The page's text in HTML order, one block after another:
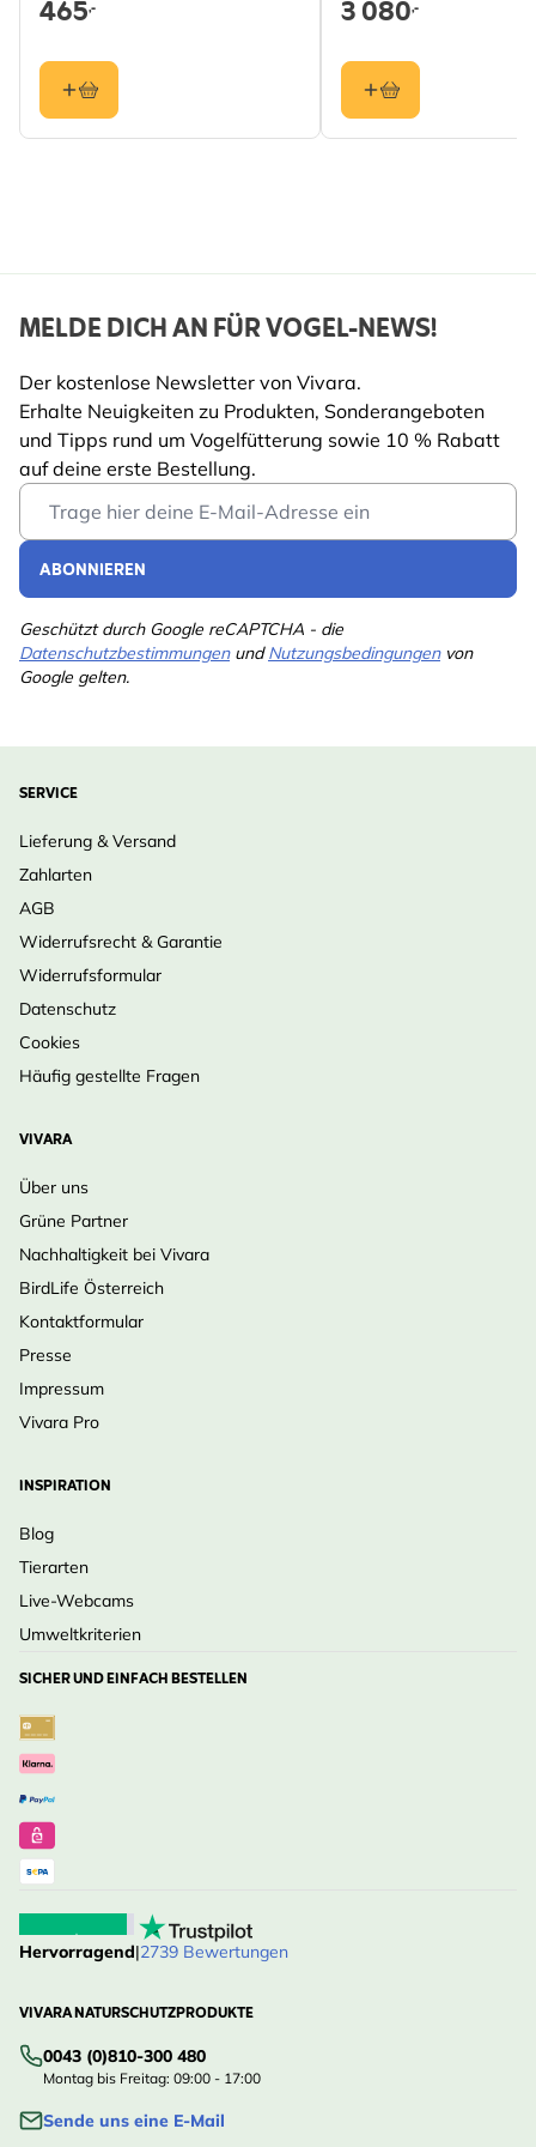
Austrittspupille
Farbkorrekturlinse Nein
Stativanschluss nein
Kippbar Nicht zutreffend
stickstoffgefüllt nein
465,- 3 080,-
MELDE DICH AN FÜR VOGEL-NEWS!
Der kostenlose Newsletter von Vivara.
Erhalte Neuigkeiten zu Produkten, Sonderangeboten
und Tipps rund um Vogelfütterung sowie 10 % Rabatt
auf deine erste Bestellung.
Email Address
ABONNIEREN
Geschützt durch Google reCAPTCHA - die
DatenschutzbestimmungenundNutzungsbedingungenvon
Google gelten.
SERVICE
Lieferung & Versand
Zahlarten
AGB
Widerrufsrecht & Garantie
Widerrufsformular
Datenschutz
Cookies
Häufig gestellte Fragen
VIVARA
Über uns
Grüne Partner
Nachhaltigkeit bei Vivara
BirdLife Österreich
Kontaktformular
Presse
Impressum
Vivara Pro
INSPIRATION
Blog
Tierarten
Live-Webcams
Umweltkriterien
SICHER UND EINFACH BESTELLEN
Hervorragend|2739 Bewertungen
VIVARA NATURSCHUTZPRODUKTE
0043 (0)810-300 480
Montag bis Freitag: 09:00 - 17:00
Sende uns eine E-Mail